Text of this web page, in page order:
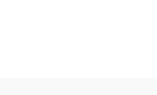
пометки на сайте,